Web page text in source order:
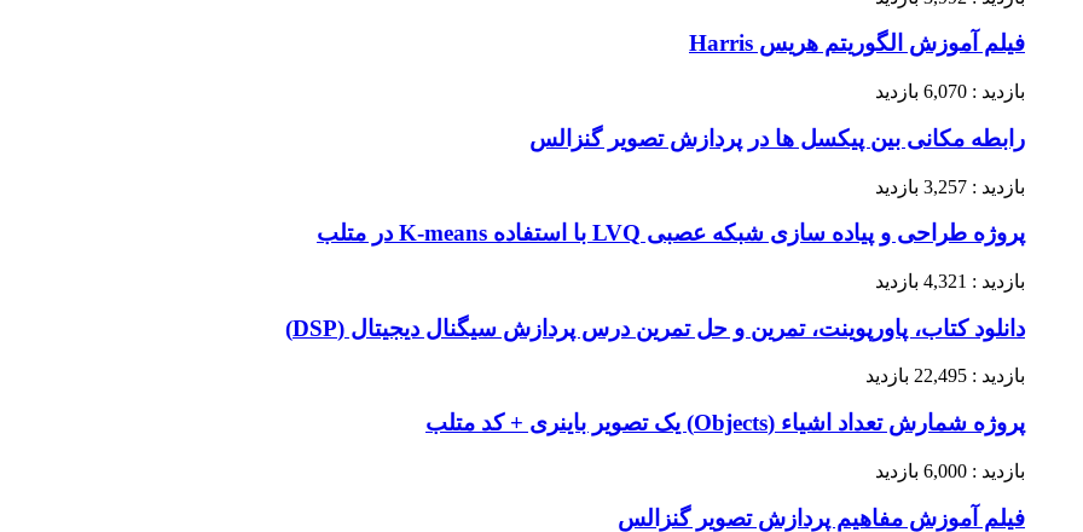
فیلم آموزش الگوریتم هریس Harris
بازدید : 6,070 بازدید
رابطه مکانی بین پیکسل ها در پردازش تصویر گنزالس
بازدید : 3,257 بازدید
پروژه طراحی و پیاده سازی شبکه‌ عصبی LVQ با استفاده K-means در متلب
بازدید : 4,321 بازدید
دانلود کتاب، پاورپوینت، تمرین و حل تمرین درس پردازش سیگنال دیجیتال (DSP)
بازدید : 22,495 بازدید
پروژه شمارش تعداد اشیاء (Objects) یک تصویر باینری + کد متلب
بازدید : 6,000 بازدید
فیلم آموزش مفاهیم پردازش تصویر گنزالس